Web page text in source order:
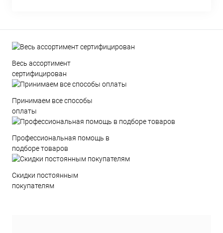
Весь ассортимент
сертифицирован
Принимаем все способы
оплаты
Профессиональная помощь в
подборе товаров
Скидки постоянным
покупателям